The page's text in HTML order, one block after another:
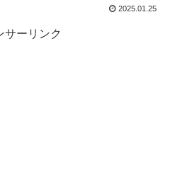
2025.01.25
サーリンク